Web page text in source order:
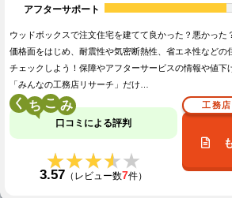
アフターサポート
ウッドボックスで注文住宅を建てて良かった？悪かった
価格面をはじめ、耐震性や気密断熱性、省エネ性などの
チェックしよう！保障やアフターサービスの情報や値下
「みんなの工務店リサーチ」だけ…
く こ
口コミによる評判
★★★★★
★★★★★
3.57 （レビュー数7件）
工務